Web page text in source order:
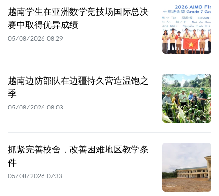
越南学生在亚洲数学竞技场国际总决
赛中取得优异成绩
05/08/2026 08:29
越南边防部队在边疆持久营造温饱之
季
05/08/2026 08:03
抓紧完善校舍，改善困难地区教学条
件
05/08/2026 07:33